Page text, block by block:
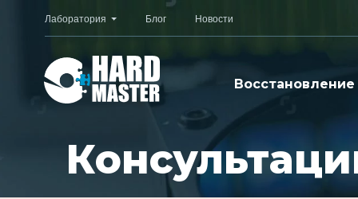
Лаборатория Блог Новости